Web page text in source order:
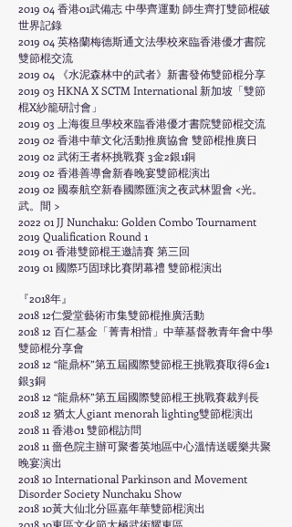
2019 04 香港01武備志 中學齊運動 師生齊打雙節棍破
世界記錄
2019 04 英格蘭梅德斯通文法學校來臨香港優才書院
雙節棍交流
2019 04 《水泥森林中的武者》新書發佈雙節棍分享
2019 03 HKNA X SCTM International 新加坡「雙節
棍X紗籠研討會」
2019 03 上海復旦學校來臨香港優才書院雙節棍交流
2019 02 香港中華文化活動推廣協會 雙節棍推廣日
2019 02 武術王者杯挑戰賽 3金2銀1銅
2019 02 香港善導會新春晚宴雙節棍演出
2019 02 國泰航空新春國際匯演之夜武林盟會 <光。
武。間 >
2022 01 JJ Nunchaku: Golden Combo Tournament
2019 Qualification Round 1
2019 01 香港雙節棍王邀請賽 第三回
2019 01 國際巧固球比賽閉幕禮 雙節棍演出
『2018年』
2018 12仁愛堂藝術市集雙節棍推廣活動
2018 12 百仁基金「菁青相惜」中華基督教青年會中學
雙節棍分享會
2018 12 “龍鼎杯”第五屆國際雙節棍王挑戰賽取得6金1
銀3銅
2018 12 “龍鼎杯”第五屆國際雙節棍王挑戰賽裁判長
2018 12 猶太人giant menorah lighting雙節棍演出
2018 11 香港01 雙節棍訪問
2018 11 嗇色院主辦可聚耆英地區中心溫情送暖樂共聚
晚宴演出
2018 10 International Parkinson and Movement
Disorder Society Nunchaku Show
2018 10黃大仙北分區嘉年華雙節棍演出